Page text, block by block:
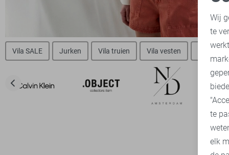
Vila SALE Jurken Vila truien Vila vesten Vila
Wij
te
te
elk